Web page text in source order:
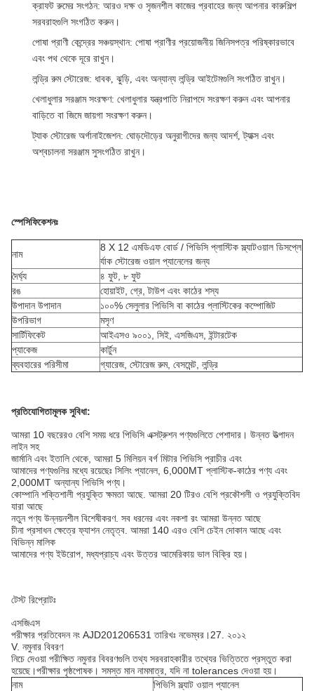
ক্রাফট রুমের সংগঠন: আরও দক্ষ ও সৃজনশীল কাজের প্রবাহের জন্য আপনার কারুশিল্প
সরবরাহগুলি সংগঠিত করুন।
পোষা প্রাণী কেন্দ্রের সঞ্চয়স্থান: পোষা প্রাণীর প্রয়োজনীয় জিনিসপত্র পরিষ্কারভাবে
এবং পথ থেকে দূরে রাখুন।
লন্ড্রি রুম স্টোরেজ: ধাবক, ঝুড়ি, এবং অন্যান্য লন্ড্রি আইটেমগুলি সংগঠিত রাখুন।
খেলাধুলার সরঞ্জাম সংরক্ষণ: খেলাধুলার যন্ত্রপাতি নিরাপদে সংরক্ষণ করুন এবং আপনার
বাড়িতে বা জিমে জায়গা সংরক্ষণ করুন।
ট্যাক স্টোরেজ অর্গানাইজেশন: ঘোড়দৌড়ের অনুরাগীদের জন্য আদর্শ, ট্যাক্স এবং
অশ্বচালনা সরঞ্জাম সুসংগঠিত রাখুন।
স্পেসিফিকেশনঃ
নাম
8 X 12 এমডিএফ বোর্ড / পিভিসি প্লাস্টিক স্ল্যাটওয়াল ডিসপ্লে
র্যাক স্টোরেজ ওয়াল প্যানেলের জন্য
দৈর্ঘ্য
৪ ফুট, ৮ ফুট
রঙ
হোয়াইট, গ্রে, টাউপ এবং কাঠের শস্য
উপাদান উপাদান
১০০% সেলুলার পিভিসি বা কাঠের প্লাস্টিকের কম্পোজিট
উপরিভাগ
মসৃণ
সার্টিফিকেট
আইএসও ৯০০১, সিই, এসজিএস, ইন্টারটেক
প্যাকেজ
কার্টুন
ব্যবহারের পরিসীমা
গ্যারেজ, স্টোরেজ রুম, বেসমেন্ট, লন্ড্রি
প্রতিযোগিতামূলক সুবিধা:
আমরা 10 বছরেরও বেশি সময় ধরে পিভিসি এক্সট্রুশন পণ্যগুলিতে পেশাদার। উন্নত উত্পাদন
লাইন সহ
জার্মানি এবং ইতালি থেকে, আমরা 5 মিলিয়ন বর্গ মিটার পিভিসি প্রাচীর এবং
আমাদের পণ্যগুলির মধ্যে রয়েছেঃ সিলিং প্যানেল, 6,000MT প্লাস্টিক-কাঠের পণ্য এবং
2,000MT অন্যান্য পিভিসি পণ্য।
কোম্পানি শক্তিশালী প্রযুক্তি ক্ষমতা আছে. আমরা 20 টিরও বেশি প্রকৌশলী ও প্রযুক্তিবিদ
যারা আছে
নতুন পণ্য উন্নয়নশীল বিশেষীকরণ. সব ধরনের এবং নকশা রং আমরা উন্নত আছে
চীনা প্রসাধন ক্ষেত্রে ফ্যাশন নেতৃত্ব. আমরা 140 এরও বেশি চেইন দোকান আছে এবং
বিভিন্ন মালিক
আমাদের পণ্য ইউরোপ, মধ্যপ্রাচ্য এবং উত্তর আমেরিকায় ভাল বিক্রি হয়।
টেস্ট রিপ্রোটঃ
এসজিএস
পরীক্ষার প্রতিবেদন নং AJD201206531 তারিখঃ নভেম্বর।27. ২০১২
V. নমুনার বিবরণ
নিচে দেওয়া পরীক্ষিত নমুনার বিবরণগুলি তথ্য সরবরাহকারীর তথ্যের ভিত্তিতে প্রস্তুত করা
হয়েছে।পরীক্ষার পৃষ্ঠপোষক। সমস্ত মান নামমাত্র, যদি না tolerances দেওয়া হয়।
নাম
পিভিসি স্ল্যাট ওয়াল প্যানেল